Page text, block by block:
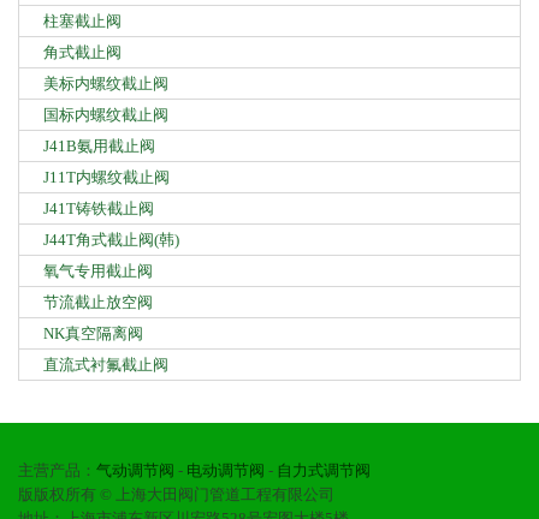
柱塞截止阀
角式截止阀
美标内螺纹截止阀
国标内螺纹截止阀
J41B氨用截止阀
J11T内螺纹截止阀
J41T铸铁截止阀
J44T角式截止阀(韩)
氧气专用截止阀
节流截止放空阀
NK真空隔离阀
直流式衬氟截止阀
主营产品： 气动调节阀 - 电动调节阀 - 自力式调节阀
版版权所有 © 上海大田阀门管道工程有限公司